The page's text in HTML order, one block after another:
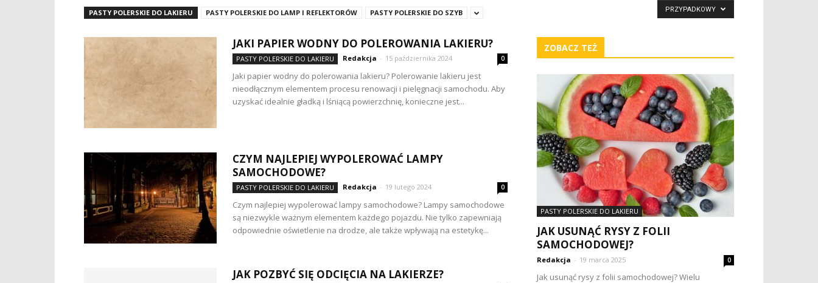
PASTY POLERSKIE DO LAKIERU PASTY POLERSKIE DO LAMP I REFLEKTORÓW PASTY POLERSKIE DO SZYB PRZYPADKOWY
JAKI PAPIER WODNY DO POLEROWANIA LAKIERU?
PASTY POLERSKIE DO LAKIERU Redakcja - 15 października 2024 0
Jaki papier wodny do polerowania lakieru? Polerowanie lakieru jest
nieodłącznym elementem procesu renowacji i pielęgnacji samochodu. Aby
uzyskać idealnie gładką i lśniącą powierzchnię, konieczne jest...
CZYM NAJLEPIEJ WYPOLEROWAĆ LAMPY
SAMOCHODOWE?
PASTY POLERSKIE DO LAKIERU Redakcja - 19 lutego 2024 0
Czym najlepiej wypolerować lampy samochodowe? Lampy samochodowe
są niezwykle ważnym elementem każdego pojazdu. Nie tylko zapewniają
odpowiednie oświetlenie na drodze, ale także wpływają na estetykę...
JAK POZBYĆ SIĘ ODCIĘCIA NA LAKIERZE?
ZOBACZ TEŻ
PASTY POLERSKIE DO LAKIERU
JAK USUNĄĆ RYSY Z FOLII
SAMOCHODOWEJ?
Redakcja - 19 marca 2025 0
Jak usunąć rysy z folii samochodowej? Wielu